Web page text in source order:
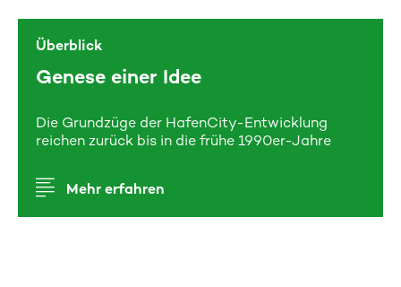
Überblick
Genese einer Idee
Die Grundzüge der HafenCity-Entwicklung
reichen zurück bis in die frühe 1990er-Jahre
Mehr erfahren